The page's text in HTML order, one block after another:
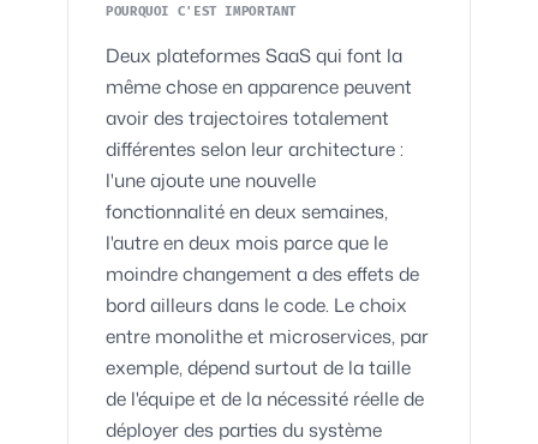
POURQUOI C'EST IMPORTANT
Deux plateformes SaaS qui font la
même chose en apparence peuvent
avoir des trajectoires totalement
différentes selon leur architecture :
l'une ajoute une nouvelle
fonctionnalité en deux semaines,
l'autre en deux mois parce que le
moindre changement a des effets de
bord ailleurs dans le code. Le choix
entre monolithe et microservices, par
exemple, dépend surtout de la taille
de l'équipe et de la nécessité réelle de
déployer des parties du système